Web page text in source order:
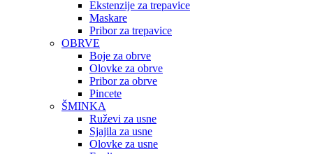
Ekstenzije za trepavice
Maskare
Pribor za trepavice
OBRVE
Boje za obrve
Olovke za obrve
Pribor za obrve
Pincete
ŠMINKA
Ruževi za usne
Sjajila za usne
Olovke za usne